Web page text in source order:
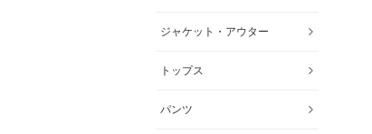
ジャケット・アウター
トップス
パンツ